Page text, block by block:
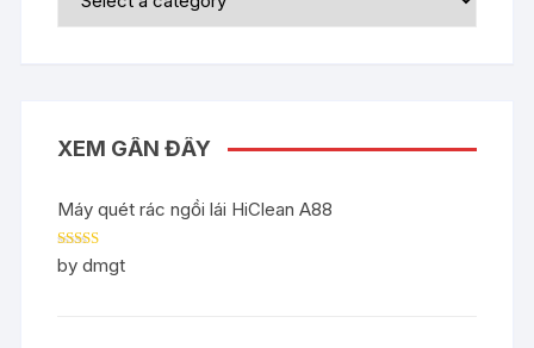
XEM GẦN ĐÂY
Máy quét rác ngồi lái HiClean A88
Rated5out
of 5
by dmgt